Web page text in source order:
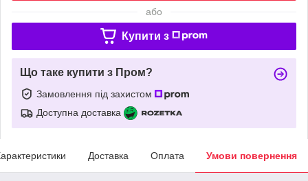
або
Купити з
Що таке купити з Пром?
Замовлення під захистом
Доступна доставка
Доставка Оплата Умови повернення